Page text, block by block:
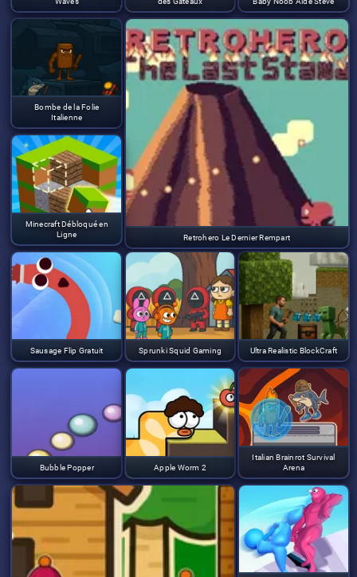
Bombe de la Folie
Italienne
Retrohero Le Dernier Rempart
Minecraft Débloqué en
Ligne
Sausage Flip Gratuit Sprunki Squid Gaming Ultra Realistic BlockCraft
Bubble Popper Apple Worm 2
Italian Brainrot Survival
Arena